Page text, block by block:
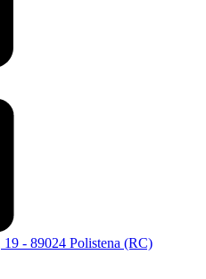
- 89024 Polistena (RC)